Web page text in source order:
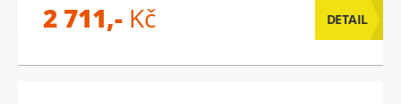
2 711,- Kč DETAIL